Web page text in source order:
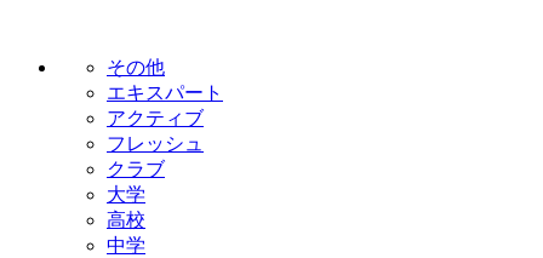
その他
エキスパート
アクティブ
フレッシュ
クラブ
大学
高校
中学